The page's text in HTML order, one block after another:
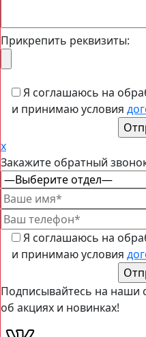
Прикрепить реквизиты:
Я соглашаюсь на
и принимаю условия
x
Закажите обратный
Я соглашаюсь на
и принимаю условия
Подписывайтесь на наши
об акциях и новинках!